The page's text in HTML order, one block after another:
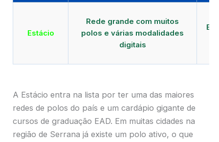
Estácio
Rede grande com muitos
polos e várias modalidades
digitais
A Estácio entra na lista por ter uma das maiores
redes de polos do país e um cardápio gigante de
cursos de graduação EAD. Em muitas cidades na
região de Serrana já existe um polo ativo, o que